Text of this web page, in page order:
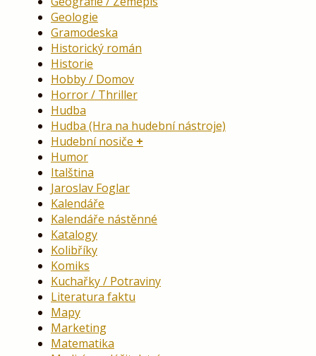
Geologie
Gramodeska
Historický román
Historie
Hobby / Domov
Horror / Thriller
Hudba
Hudba (Hra na hudební nástroje)
Hudební nosiče
Humor
Italština
Jaroslav Foglar
Kalendáře
Kalendáře nástěnné
Katalogy
Kolibříky
Komiks
Kuchařky / Potraviny
Literatura faktu
Mapy
Marketing
Matematika